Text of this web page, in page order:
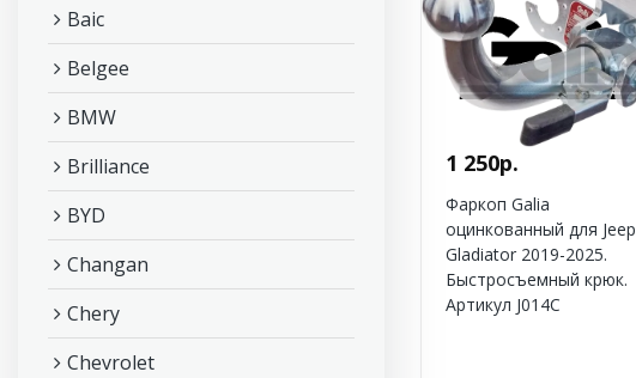
Baic
Belgee
BMW
Brilliance
BYD
Changan
Chery
Chevrolet
1 250р.
Фаркоп Galia
оцинкованный для Jeep
Gladiator 2019-2025.
Быстросъемный крюк.
Артикул J014C